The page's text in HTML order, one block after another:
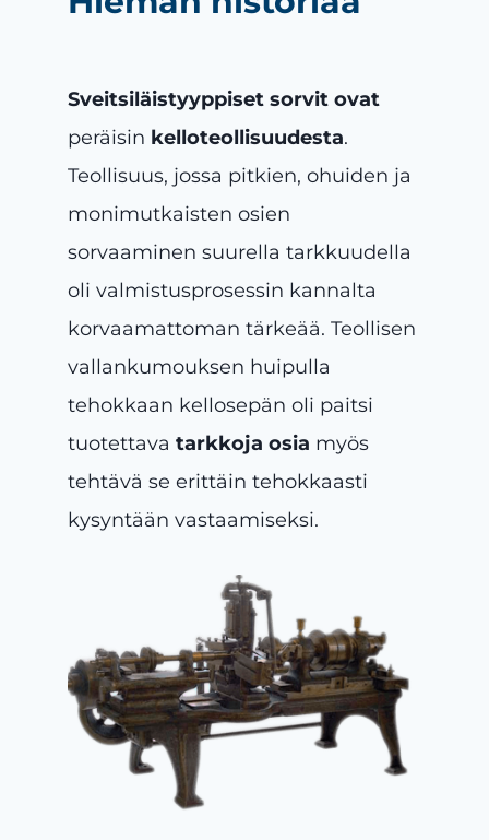
Sveitsiläistyyppiset sorvit ovat
peräisin kelloteollisuudesta.
Teollisuus, jossa pitkien, ohuiden ja
monimutkaisten osien
sorvaaminen suurella tarkkuudella
oli valmistusprosessin kannalta
korvaamattoman tärkeää. Teollisen
vallankumouksen huipulla
tehokkaan kellosepän oli paitsi
tuotettava tarkkoja osia myös
tehtävä se erittäin tehokkaasti
kysyntään vastaamiseksi.